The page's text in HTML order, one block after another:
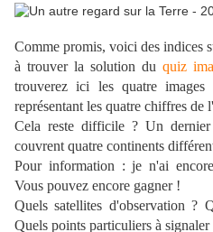
Comme promis, voici des indices
à trouver la solution du quiz
trouverez ici les quatre
représentant les quatre chiffres de
Cela reste difficile ? Un
couvrent quatre continents
Pour information : je n'ai
Vous pouvez encore gagner !
Quels satellites d'observation ?
Quels points particuliers à signaler